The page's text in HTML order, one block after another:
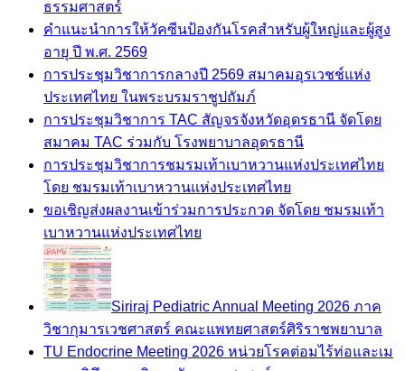
ธรรมศาสตร์
คำแนะนำการให้วัคซีนป้องกันโรคสำหรับผู้ใหญ่และผู้สูง
อายุ ปี พ.ศ. 2569
การประชุมวิชาการกลางปี 2569 สมาคมอุรเวชช์แห่ง
ประเทศไทย ในพระบรมราชูปถัมภ์
การประชุมวิชาการ TAC สัญจรจังหวัดอุดรธานี จัดโดย
สมาคม TAC ร่วมกับ โรงพยาบาลอุดรธานี
การประชุมวิชาการชมรมเท้าเบาหวานแห่งประเทศไทย
โดย ชมรมเท้าเบาหวานแห่งประเทศไทย
ขอเชิญส่งผลงานเข้าร่วมการประกวด จัดโดย ชมรมเท้า
เบาหวานแห่งประเทศไทย
Siriraj Pediatric Annual Meeting 2026 ภาค
วิชากุมารเวชศาสตร์ คณะแพทยศาสตร์ศิริราชพยาบาล
TU Endocrine Meeting 2026 หน่วยโรคต่อมไร้ท่อและเม